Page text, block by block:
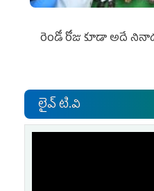
రెండో రోజు కూడా అదే
లైవ్ టి.వి